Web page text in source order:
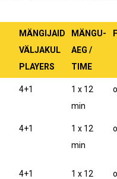
MÄNGIJAID
VÄLJAKUL
PLAYERS
MÄNGU-
AEG /
TIME
4+1
1 x 12
min
4+1
1 x 12
min
4+1
1 x 12